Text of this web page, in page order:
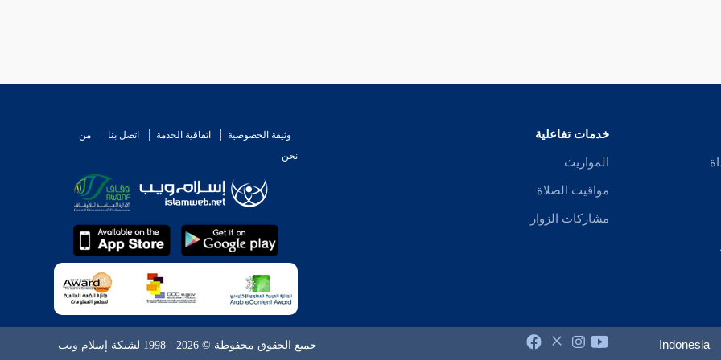
خدمات تفاعلية
المواريث
مواقيت الصلاة
مشاركات الزوار
وثيقة الخصوصية اتفاقية الخدمة اتصل بنا
من
نحن
Indonesia جميع الحقوق محفوظة © 2026 - 1998 لشبكة إسلام ويب